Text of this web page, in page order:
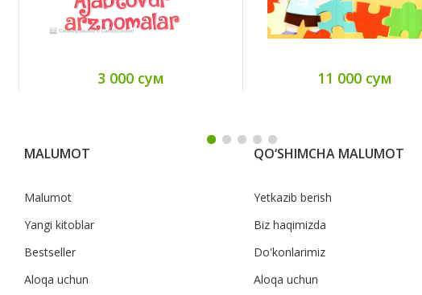
3 000 сум 11 000 сум
MALUMOT
Malumot
Yangi kitoblar
Bestseller
Aloqa uchun
QO‘SHIMCHA MALUMOT
Yetkazib berish
Biz haqimizda
Do'konlarimiz
Aloqa uchun